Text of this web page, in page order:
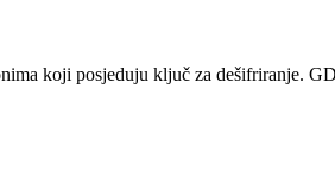
koji posjeduju ključ za dešifriranje.